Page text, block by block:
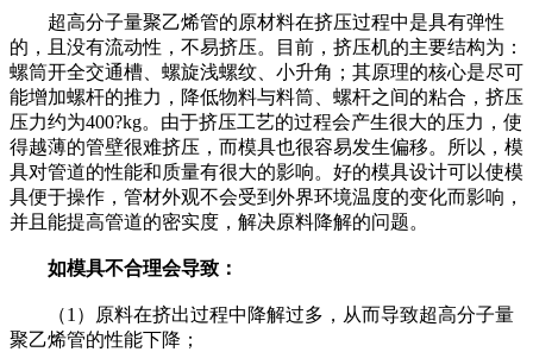
超高分子量聚乙烯管的原材料在挤压过程中是具有弹性
的，且没有流动性，不易挤压。目前，挤压机的主要结构为：
螺筒开全交通槽、螺旋浅螺纹、小升角；其原理的核心是尽可
能增加螺杆的推力，降低物料与料筒、螺杆之间的粘合，挤压
压力约为400?kg。由于挤压工艺的过程会产生很大的压力，使
得越薄的管壁很难挤压，而模具也很容易发生偏移。所以，模
具对管道的性能和质量有很大的影响。好的模具设计可以使模
具便于操作，管材外观不会受到外界环境温度的变化而影响，
并且能提高管道的密实度，解决原料降解的问题。
如模具不合理会导致：
（1）原料在挤出过程中降解过多，从而导致超高分子量
聚乙烯管的性能下降；